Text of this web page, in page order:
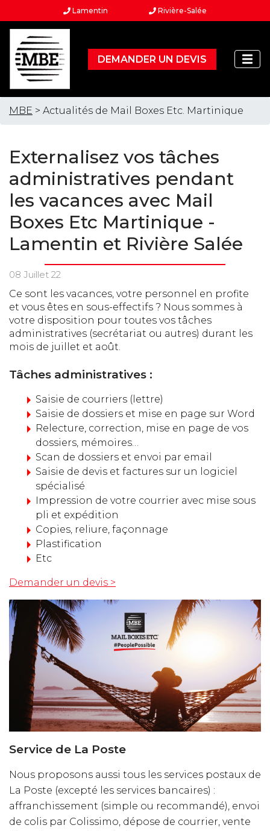
Lamentin Rivière-Salée
DEMANDER UN DEVIS
MBE > Actualités de Mail Boxes Etc. Martinique
Externalisez vos tâches
administratives pendant
les vacances avec Mail
Boxes Etc Martinique -
Lamentin et Rivière Salée
08 Juillet 22
Ce sont les vacances, votre personnel en profite
et vous êtes en sous-effectifs ? Nous sommes à
votre disposition pour toutes vos tâches
administratives (secrétariat ou autres) durant les
mois de juillet et août.
Tâches administratives :
Saisie de courriers (lettre)
Saisie de dossiers et mise en page sur Word
Relecture, correction, mise en page de vos
dossiers, mémoires…
Scan de dossiers et envoi par email
Saisie de devis et factures sur un logiciel
spécialisé
Impression de votre courrier avec mise sous
pli et expédition
Copies, reliure, façonnage
Plastification
Etc
Demander un devis >
Service de La Poste
Nous proposons aussi tous les services postaux de
La Poste (excepté les services bancaires) :
affranchissement (simple ou recommandé), envoi
de colis par Colissimo, dépose de courrier, vente